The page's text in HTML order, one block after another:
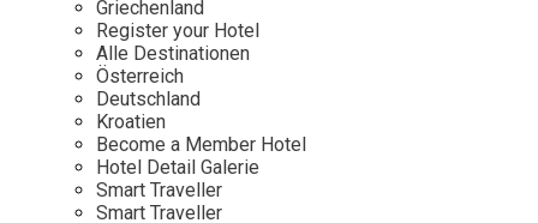
Schweden
Spanien
Schweiz
Griechenland
Register your Hotel
Alle Destinationen
Österreich
Deutschland
Kroatien
Become a Member Hotel
Hotel Detail Galerie
Smart Traveller
Smart Traveller